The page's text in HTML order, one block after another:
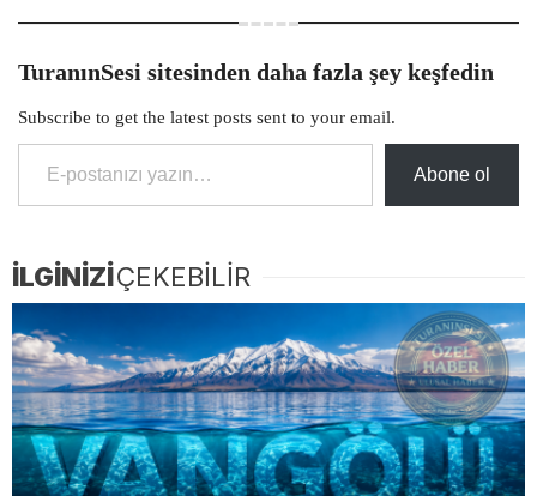
TuranınSesi sitesinden daha fazla şey keşfedin
Subscribe to get the latest posts sent to your email.
E-postanızı yazın…
Abone ol
İLGİNİZİÇEKEBİLİR